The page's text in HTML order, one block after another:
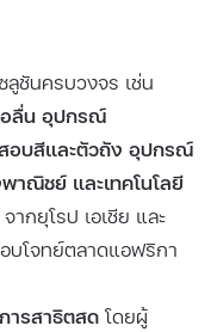
ชันครบวงจร เช่น
อลื่น อุปกรณ์
สอบสีและตัวถัง อุปกรณ์
าณิชย์ และเทคโนโลยี
จากยุโรป เอเชีย และ
บโจทย์ตลาดแอฟริกา
ารสาธิตสด โดยผู้